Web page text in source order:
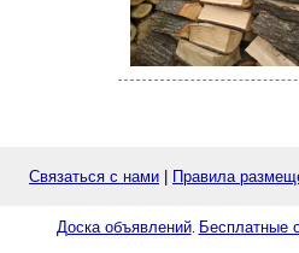
Связаться с нами Правила
Доска объявлений. Бесплатные